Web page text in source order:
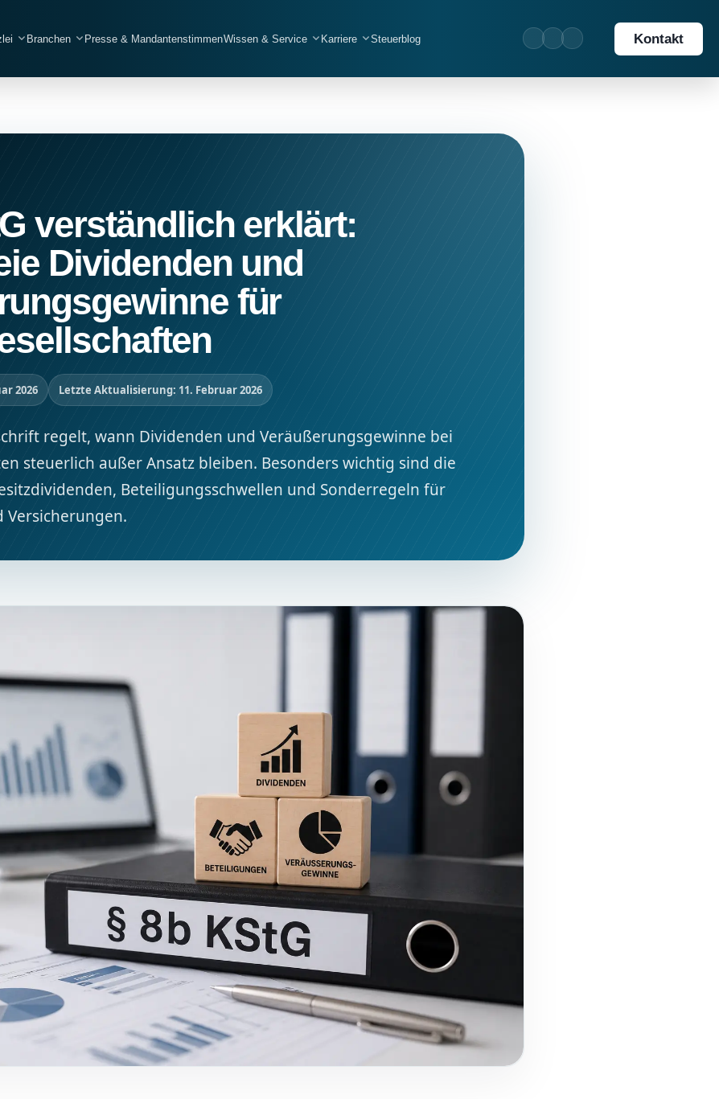
Branchen
Bau- und Tiefbaubetriebe
SHK
Gerüstbau
Hochbau
Dachdeckerbetriebe
Presse & MandantenstimmenWissen & Service Karriere Steuerblog Kontakt
verständlich erklärt:
Dividenden und
für
2026 Letzte Aktualisierung: 11. Februar 2026
regelt, wann Dividenden und Veräußerungsgewinne bei
steuerlich außer Ansatz bleiben. Besonders wichtig sind die
Beteiligungsschwellen und Sonderregeln für
Versicherungen.